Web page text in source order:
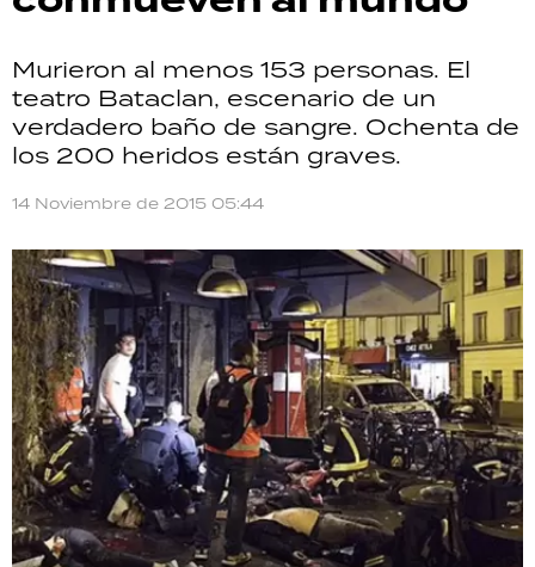
Murieron al menos 153 personas. El
teatro Bataclan, escenario de un
verdadero baño de sangre. Ochenta de
los 200 heridos están graves.
14 Noviembre de 2015 05:44
ECONOMÍA
GRAN HERMANO
SALUD
TECNOLOGÍA
RECETAS
PALABRAS
HORÓSCOPO